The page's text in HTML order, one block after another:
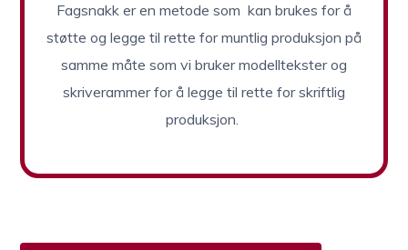
Fagsnakk er en metode som kan brukes for å
støtte og legge til rette for muntlig produksjon på
samme måte som vi bruker modelltekster og
skriverammer for å legge til rette for skriftlig
produksjon.